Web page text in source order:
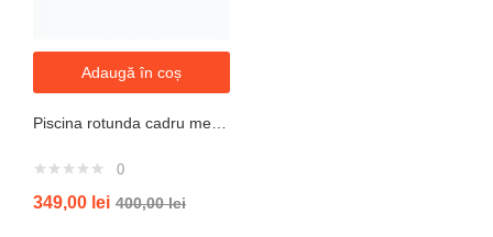
Adaugă în coș
Piscina rotunda cadru metal intex, 244cm x 51 cm
0
349,00 lei 400,00lei